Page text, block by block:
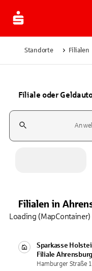
Standorte Filialen
Filiale oder
Suchfeld
Filialen in
Sparkasse
Filiale Ahrensburg
Hamburger Straße
Loading (MapContainer)